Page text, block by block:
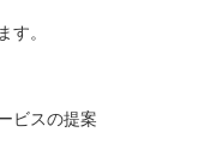
す。
ビスの提案